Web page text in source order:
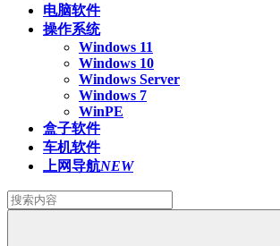
电脑软件
操作系统
Windows 11
Windows 10
Windows Server
Windows 7
WinPE
盒子软件
车机软件
上网导航NEW